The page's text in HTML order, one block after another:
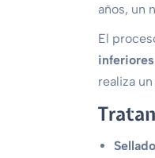
años, un
El
inferiores
realiza